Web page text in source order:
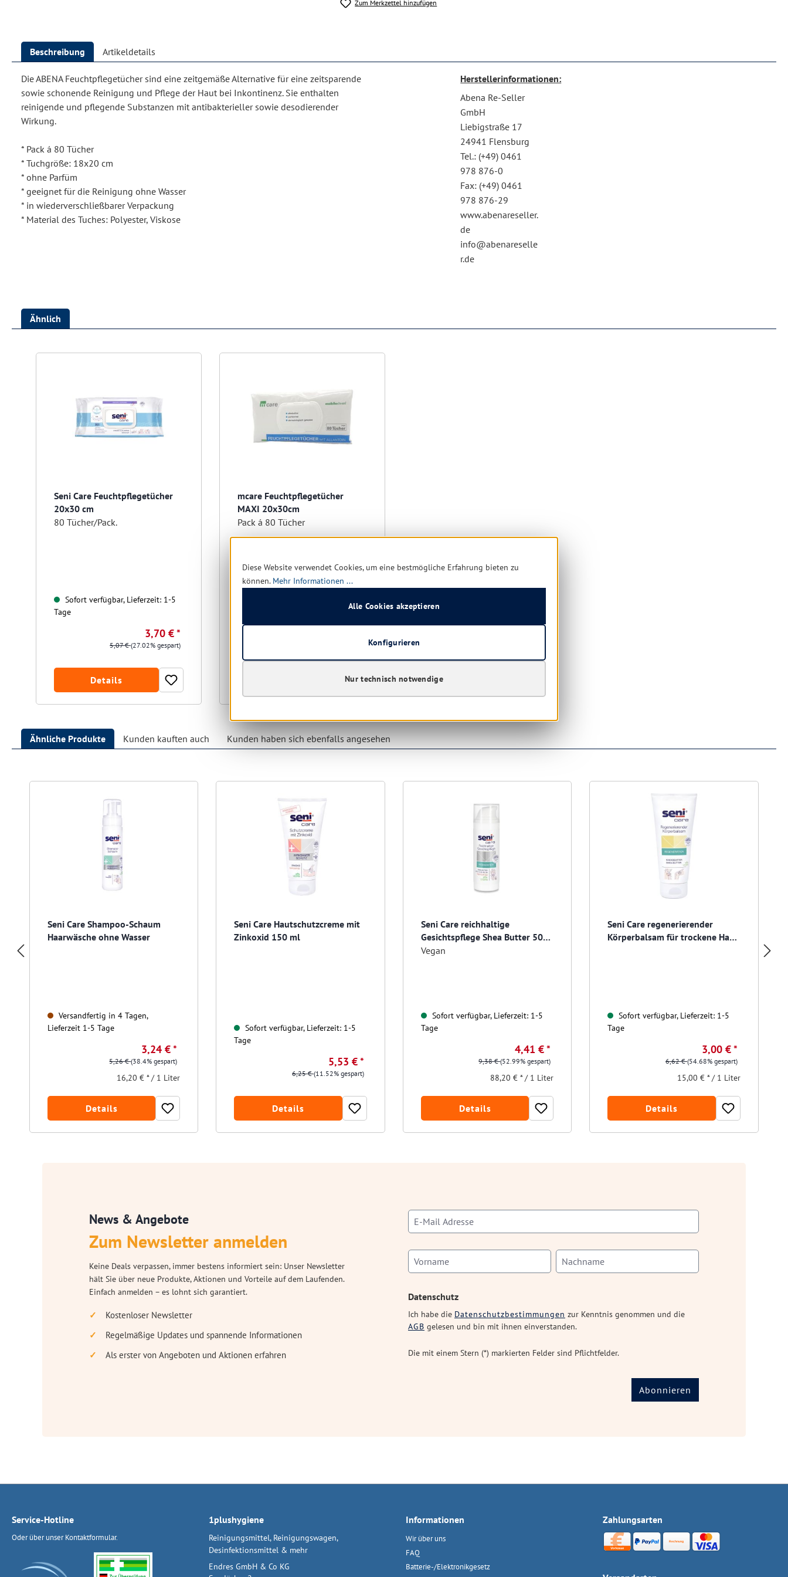
Zum Merkzettel hinzufügen
Beschreibung Artikeldetails
Die ABENA Feuchtpflegetücher sind eine zeitgemäße Alternative für eine zeitsparende
sowie schonende Reinigung und Pflege der Haut bei Inkontinenz. Sie enthalten
reinigende und pflegende Substanzen mit antibakterieller sowie desodierender
Wirkung.
* Pack á 80 Tücher
* Tuchgröße: 18x20 cm
* ohne Parfüm
* geeignet für die Reinigung ohne Wasser
* in wiederverschließbarer Verpackung
* Material des Tuches: Polyester, Viskose
Herstellerinformationen:
Abena Re-Seller
GmbH
Liebigstraße 17
24941 Flensburg
Tel.: (+49) 0461
978 876-0
Fax: (+49) 0461
978 876-29
www.abenareseller.
de
info@abenareselle
r.de
Ähnlich
Seni Care Feuchtpflegetücher
20x30 cm
80 Tücher/Pack.
Sofort verfügbar, Lieferzeit: 1-5
Tage
3,70 € *
5,07 €(27.02% gespart)
Details
mcare Feuchtpflegetücher
MAXI 20x30cm
Pack á 80 Tücher
Ähnliche Produkte Kunden kauften auch Kunden haben sich ebenfalls angesehen
Seni Care Shampoo-Schaum
Haarwäsche ohne Wasser
Versandfertig in 4 Tagen,
Lieferzeit 1-5 Tage
3,24 € *
5,26 €(38.4% gespart)
16,20 € * / 1 Liter
Details
Seni Care Hautschutzcreme mit
Zinkoxid 150 ml
Sofort verfügbar, Lieferzeit: 1-5
Tage
5,53 € *
6,25 €(11.52% gespart)
Details
Seni Care reichhaltige
Gesichtspflege Shea Butter 50
ml
Vegan
Sofort verfügbar, Lieferzeit: 1-5
Tage
4,41 € *
9,38 €(52.99% gespart)
88,20 € * / 1 Liter
Details
Seni Care regenerierender
Körperbalsam für trockene Haut,
Sofort verfügbar, Lieferzeit: 1-5
Tage
3,00 € *
6,62 €(54.68% gespart)
15,00 € * / 1 Liter
Details
News & Angebote
Zum Newsletter anmelden
Keine Deals verpassen, immer bestens informiert sein: Unser Newsletter
hält Sie über neue Produkte, Aktionen und Vorteile auf dem Laufenden.
Einfach anmelden – es lohnt sich garantiert.
Kostenloser Newsletter
Regelmäßige Updates und spannende Informationen
Als erster von Angeboten und Aktionen erfahren
Datenschutz
Ich habe die Datenschutzbestimmungen zur Kenntnis genommen und die
AGB gelesen und bin mit ihnen einverstanden.
Die mit einem Stern (*) markierten Felder sind Pflichtfelder.
Abonnieren
Service-Hotline
Oder über unserKontaktformular.
1plushygiene
Reinigungsmittel, Reinigungswagen,
Desinfektionsmittel & mehr
Endres GmbH & Co KG
Informationen
Wir über uns
FAQ
Batterie-/Elektronikgesetz
Zahlungsarten
Diese Website verwendet Cookies, um eine bestmögliche Erfahrung bieten zu
können. Mehr Informationen ...
Nur technisch notwendige
Konfigurieren
Alle Cookies akzeptieren